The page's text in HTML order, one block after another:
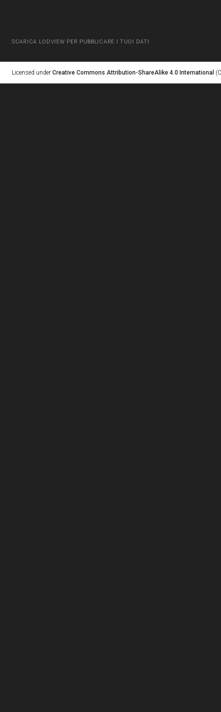
SCARICA LODVIEW PER PUBBLICARE I TUOI DATI
Licensed under Creative Commons Attribution-ShareAlike 4.0 International